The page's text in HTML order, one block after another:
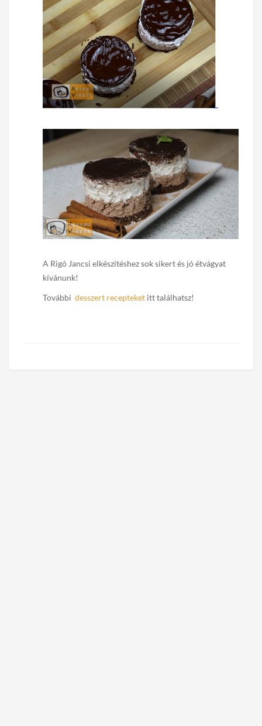
A Rigó Jancsi elkészítéshez sok sikert és jó étvágyat
kívánunk!
További desszert recepteket itt találhatsz!